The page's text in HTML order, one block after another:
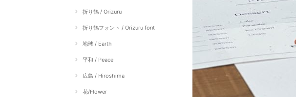
折り鶴 / Orizuru
折り鶴フォント / Orizuru font
地球 / Earth
平和 / Peace
広島 / Hiroshima
花/Flower